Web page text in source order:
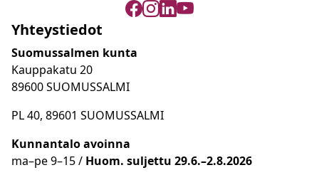
Yhteystiedot
Suomussalmen kunta
Kauppakatu 20
89600 SUOMUSSALMI
PL 40, 89601 SUOMUSSALMI
Kunnantalo avoinna
ma–pe 9–15 / Huom. suljettu 29.6.–2.8.2026